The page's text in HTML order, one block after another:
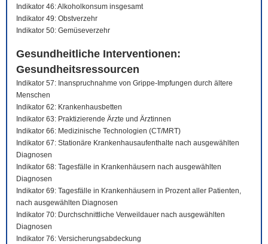
Indikator 46: Alkoholkonsum insgesamt
Indikator 49: Obstverzehr
Indikator 50: Gemüseverzehr
Gesundheitliche Interventionen:
Gesundheitsressourcen
Indikator 57: Inanspruchnahme von Grippe-Impfungen durch ältere
Menschen
Indikator 62: Krankenhausbetten
Indikator 63: Praktizierende Ärzte und Ärztinnen
Indikator 66: Medizinische Technologien (CT/MRT)
Indikator 67: Stationäre Krankenhausaufenthalte nach ausgewählten
Diagnosen
Indikator 68: Tagesfälle in Krankenhäusern nach ausgewählten
Diagnosen
Indikator 69: Tagesfälle in Krankenhäusern in Prozent aller Patienten,
nach ausgewählten Diagnosen
Indikator 70: Durchschnittliche Verweildauer nach ausgewählten
Diagnosen
Indikator 76: Versicherungsabdeckung